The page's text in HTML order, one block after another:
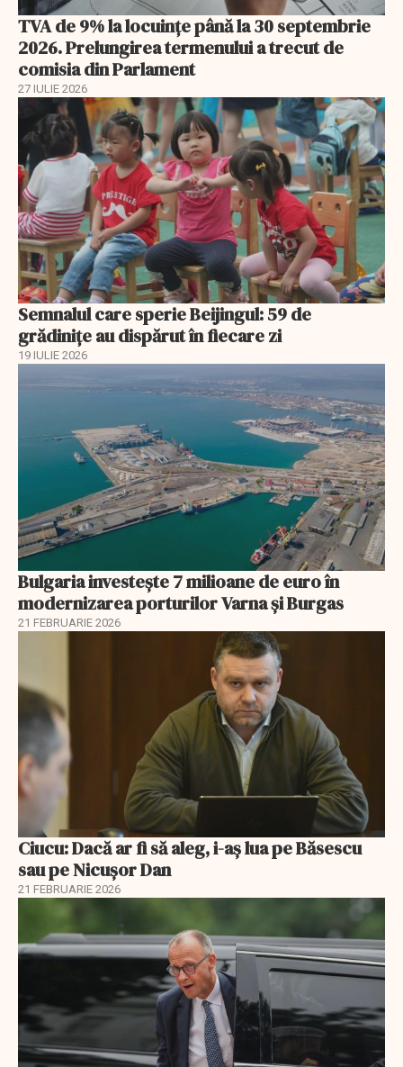
TVA de 9% la locuințe până la 30 septembrie
2026. Prelungirea termenului a trecut de
comisia din Parlament
27 IULIE 2026
Semnalul care sperie Beijingul: 59 de
grădinițe au dispărut în fiecare zi
19 IULIE 2026
Bulgaria investește 7 milioane de euro în
modernizarea porturilor Varna și Burgas
21 FEBRUARIE 2026
Ciucu: Dacă ar fi să aleg, i-aș lua pe Băsescu
sau pe Nicușor Dan
21 FEBRUARIE 2026